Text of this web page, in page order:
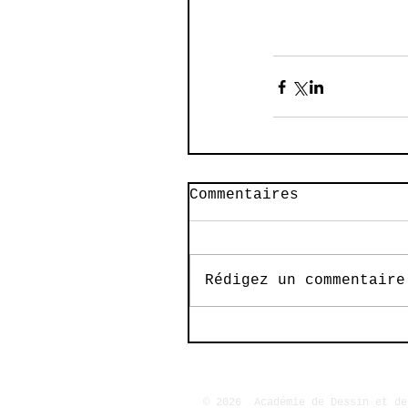
Commentaires
Rédigez un
© 2026 Académie de Dessin et